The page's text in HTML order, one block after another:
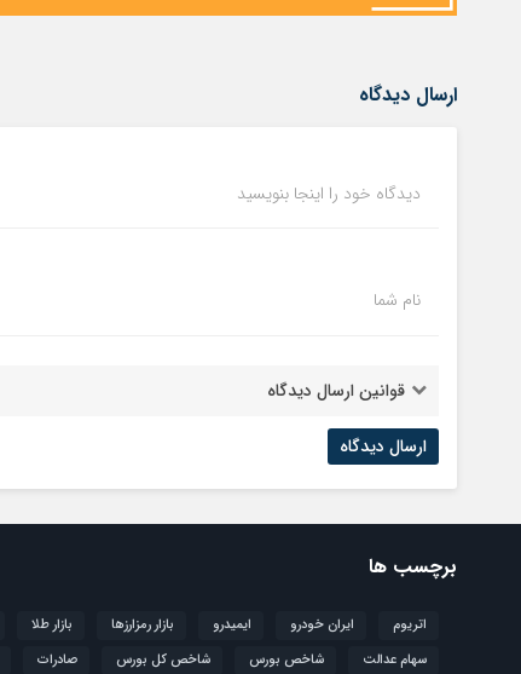
ارسال دیدگاه
دیدگاه خود را اینجا بنویسید
نام شما
قوانین ارسال دیدگاه
برچسب ها
اتریوم ایران خودرو ایمیدرو بازار رمزارزها بازار طلا
سهام عدالت
شاخص بورس شاخص کل بورس صادرات